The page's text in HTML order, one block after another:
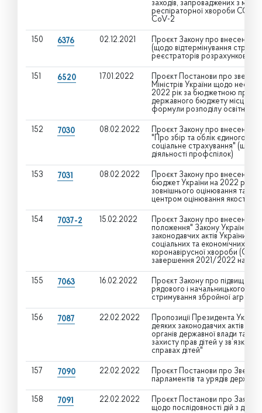
заходів, запроваджених з
респіраторної хвороби
CoV-2
150 6376 02.12.2021
Проєкт Закону про внесення
(щодо відтермінування
реєстраторів розрахункових
151 6520 17.01.2022
Проєкт Постанови про
Міністрів України щодо
2022 рік за бюджетною
державного бюджету
формули розподілу освітньої
152 7030 08.02.2022
Проєкт Закону про внесення
"Про збір та облік єдиного
соціальне страхування"
діяльності профспілок)
153 7031 08.02.2022
Проєкт Закону про внесення
бюджет України на 2022 рік"
зовнішнього оцінювання та
центром оцінювання якості
154 7037-2 15.02.2022
Проєкт Закону про внесення
положення" Закону України
законодавчих актів України,
соціальних та економічних
коронавірусної хвороби
завершення 2021/2022
155 7063 16.02.2022
Проєкт Закону про підвищення
рядового і начальницького
стримування збройної агресії
156 7087 22.02.2022
Пропозиції Президента
деяких законодавчих актів
органів державної влади та
захисту прав дітей у зв’язку
справах дітей"
157 7090 22.02.2022
Проєкт Постанови про
парламентів та урядів держав
158 7091 22.02.2022
Проєкт Постанови про Заяву
щодо послідовності дій з